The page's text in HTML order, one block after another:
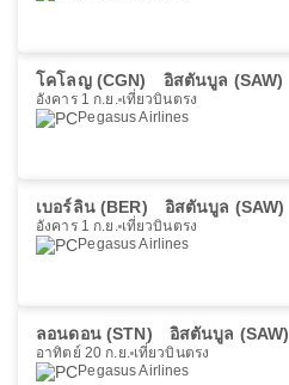
โคโลญ (CGN) อิสตันบูล (SAW)
อังคาร 1 ก.ย. เที่ยวบินตรง
Pegasus Airlines
เบอร์ลิน (BER) อิสตันบูล (SAW)
อังคาร 1 ก.ย. เที่ยวบินตรง
Pegasus Airlines
ลอนดอน (STN) อิสตันบูล (SAW)
อาทิตย์ 20 ก.ย. เที่ยวบินตรง
Pegasus Airlines